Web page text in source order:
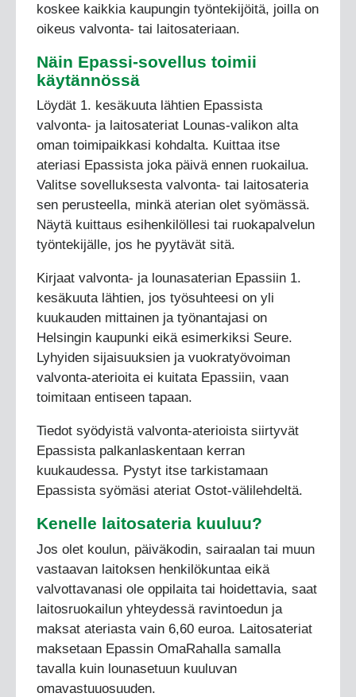
koskee kaikkia kaupungin työntekijöitä, joilla on
oikeus valvonta- tai laitosateriaan.
Näin Epassi-sovellus toimii
käytännössä
Löydät 1. kesäkuuta lähtien Epassista
valvonta- ja laitosateriat Lounas-valikon alta
oman toimipaikkasi kohdalta. Kuittaa itse
ateriasi Epassista joka päivä ennen ruokailua.
Valitse sovelluksesta valvonta- tai laitosateria
sen perusteella, minkä aterian olet syömässä.
Näytä kuittaus esihenkilöllesi tai ruokapalvelun
työntekijälle, jos he pyytävät sitä.
Kirjaat valvonta- ja lounasaterian Epassiin 1.
kesäkuuta lähtien, jos työsuhteesi on yli
kuukauden mittainen ja työnantajasi on
Helsingin kaupunki eikä esimerkiksi Seure.
Lyhyiden sijaisuuksien ja vuokratyövoiman
valvonta-aterioita ei kuitata Epassiin, vaan
toimitaan entiseen tapaan.
Tiedot syödyistä valvonta-aterioista siirtyvät
Epassista palkanlaskentaan kerran
kuukaudessa. Pystyt itse tarkistamaan
Epassista syömäsi ateriat Ostot-välilehdeltä.
Kenelle laitosateria kuuluu?
Jos olet koulun, päiväkodin, sairaalan tai muun
vastaavan laitoksen henkilökuntaa eikä
valvottavanasi ole oppilaita tai hoidettavia, saat
laitosruokailun yhteydessä ravintoedun ja
maksat ateriasta vain 6,60 euroa. Laitosateriat
maksetaan Epassin OmaRahalla samalla
tavalla kuin lounasetuun kuuluvan
omavastuuosuuden.